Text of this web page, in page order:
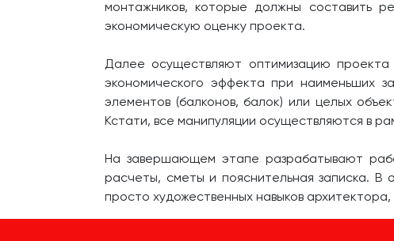
монтажников, которые должны составить
экономическую оценку проекта.
Далее осуществляют оптимизацию
экономического эффекта при наименьших
элементов (балконов, балок) или целых
Кстати, все манипуляции осуществляются в
На завершающем этапе разрабатывают
расчеты, сметы и пояснительная записка.
просто художественных навыков